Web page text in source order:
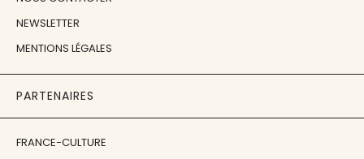
NEWSLETTER
MENTIONS LÉGALES
PARTENAIRES
FRANCE-CULTURE